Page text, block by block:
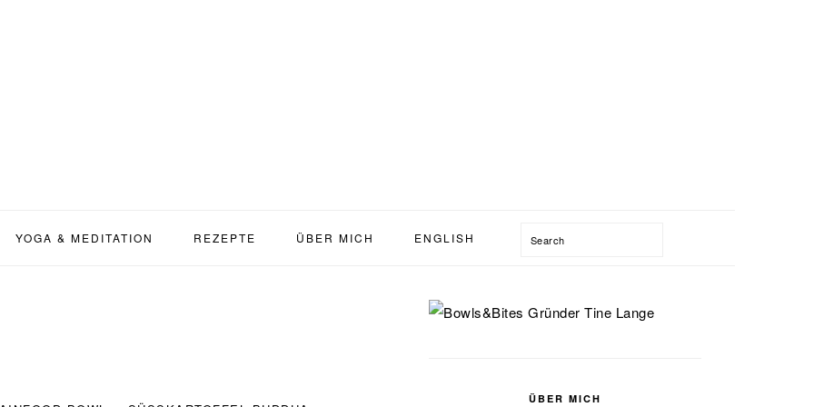
YOGA & MEDITATION REZEPTE ÜBER MICH ENGLISH Search
SEITENSPALTE
ÜBER MICH